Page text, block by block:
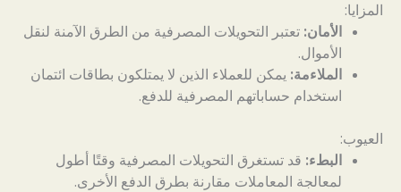
المزايا:
الأمان: تعتبر التحويلات المصرفية من الطرق الآمنة لنقل
الأموال.
الملاءمة: يمكن للعملاء الذين لا يمتلكون بطاقات ائتمان
استخدام حساباتهم المصرفية للدفع.
العيوب:
البطء: قد تستغرق التحويلات المصرفية وقتًا أطول
لمعالجة المعاملات مقارنة بطرق الدفع الأخرى.